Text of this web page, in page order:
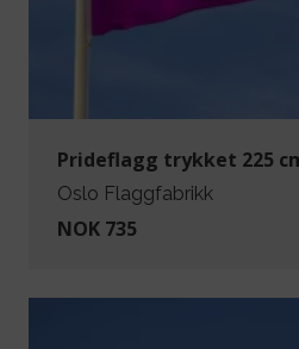
Prideflagg trykket 225
Oslo Flaggfabrikk
NOK 735